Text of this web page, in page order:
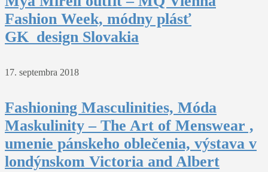
Fashion Week, módny plásť
GK_design Slovakia
17. septembra 2018
Fashioning Masculinities, Móda
Maskulinity – The Art of Menswear ,
umenie pánskeho oblečenia, výstava v
londýnskom Victoria and Albert